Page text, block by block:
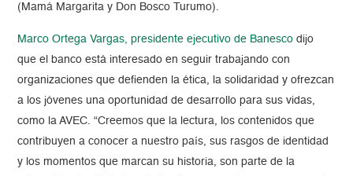
(Mamá Margarita y Don Bosco Turumo).
Marco Ortega Vargas, presidente ejecutivo de Banesco dijo
queel banco está interesado en seguir trabajando con
organizaciones que defienden la ética, la solidaridad y ofrezcan
a los jóvenes una oportunidad de desarrollo para sus vidas,
como la AVEC. “Creemos que la lectura, los contenidos que
contribuyen a conocer a nuestro país, sus rasgos de identidad
y los momentos que marcan su historia, son parte de la